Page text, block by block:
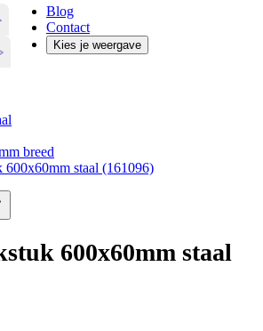
Blog
Contact
Kies je weergave
breed
600x60mm staal (161096)
600x60mm staal